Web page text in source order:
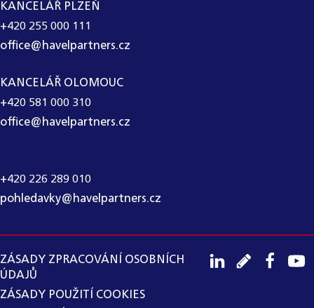
KANCELÁŘ PLZEŇ
+420 255 000 111
office@havelpartners.cz
KANCELÁŘ OLOMOUC
+420 581 000 310
office@havelpartners.cz
+420 226 289 010
pohledavky@havelpartners.cz
ZÁSADY ZPRACOVÁNÍ OSOBNÍCH
ÚDAJŮ
ZÁSADY POUŽITÍ COOKIES